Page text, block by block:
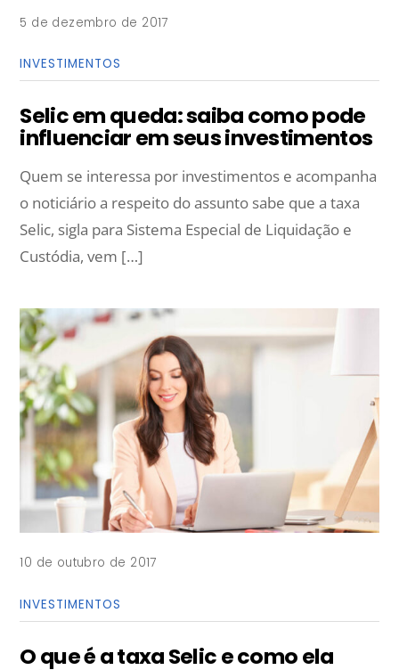
5 de dezembro de 2017
INVESTIMENTOS
Selic em queda: saiba como pode
influenciar em seus investimentos
Quem se interessa por investimentos e acompanha
o noticiário a respeito do assunto sabe que a taxa
Selic, sigla para Sistema Especial de Liquidação e
Custódia, vem […]
10 de outubro de 2017
INVESTIMENTOS
O que é a taxa Selic e como ela